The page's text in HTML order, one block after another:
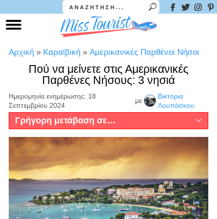
Αρχική » Καραϊβική » Αμερικανικές Παρθένοι Νήσοι
Πού να μείνετε στις Αμερικανικές
Παρθένες Νήσους: 3 νησιά
Ημερομηνία ενημέρωσης: 18
Σεπτεμβρίου 2024
με
Βικτόρια
Λουπάσκου
Γρήγορη μετάβαση σε…